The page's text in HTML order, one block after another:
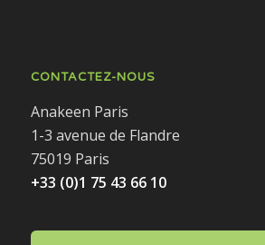
CONTACTEZ-NOUS
Anakeen Paris
1-3 avenue de Flandre
75019 Paris
+33 (0)1 75 43 66 10